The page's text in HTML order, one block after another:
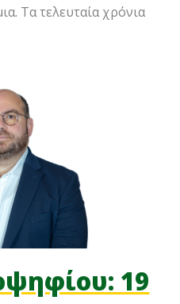
Τα τελευταία χρόνια
19